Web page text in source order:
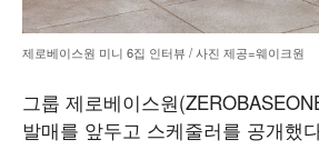
제로베이스원 미니 6집 인터뷰 / 사진 제공=웨이크원
그룹 제로베이스원
발매를 앞두고 스케줄러를 공개했